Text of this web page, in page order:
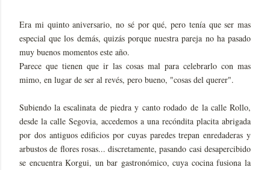
Era mi quinto aniversario, no sé por qué, pero tenía que ser mas
especial que los demás, quizás porque nuestra pareja no ha pasado
muy buenos momentos este año.
Parece que tienen que ir las cosas mal para celebrarlo con mas
mimo, en lugar de ser al revés, pero bueno, "cosas del querer".
Subiendo la escalinata de piedra y canto rodado de la calle Rollo,
desde la calle Segovia, accedemos a una recóndita placita abrigada
por dos antiguos edificios por cuyas paredes trepan enredaderas y
arbustos de flores rosas... discretamente, pasando casi desapercibido
se encuentra Korgui, un bar gastronómico, cuya cocina fusiona la